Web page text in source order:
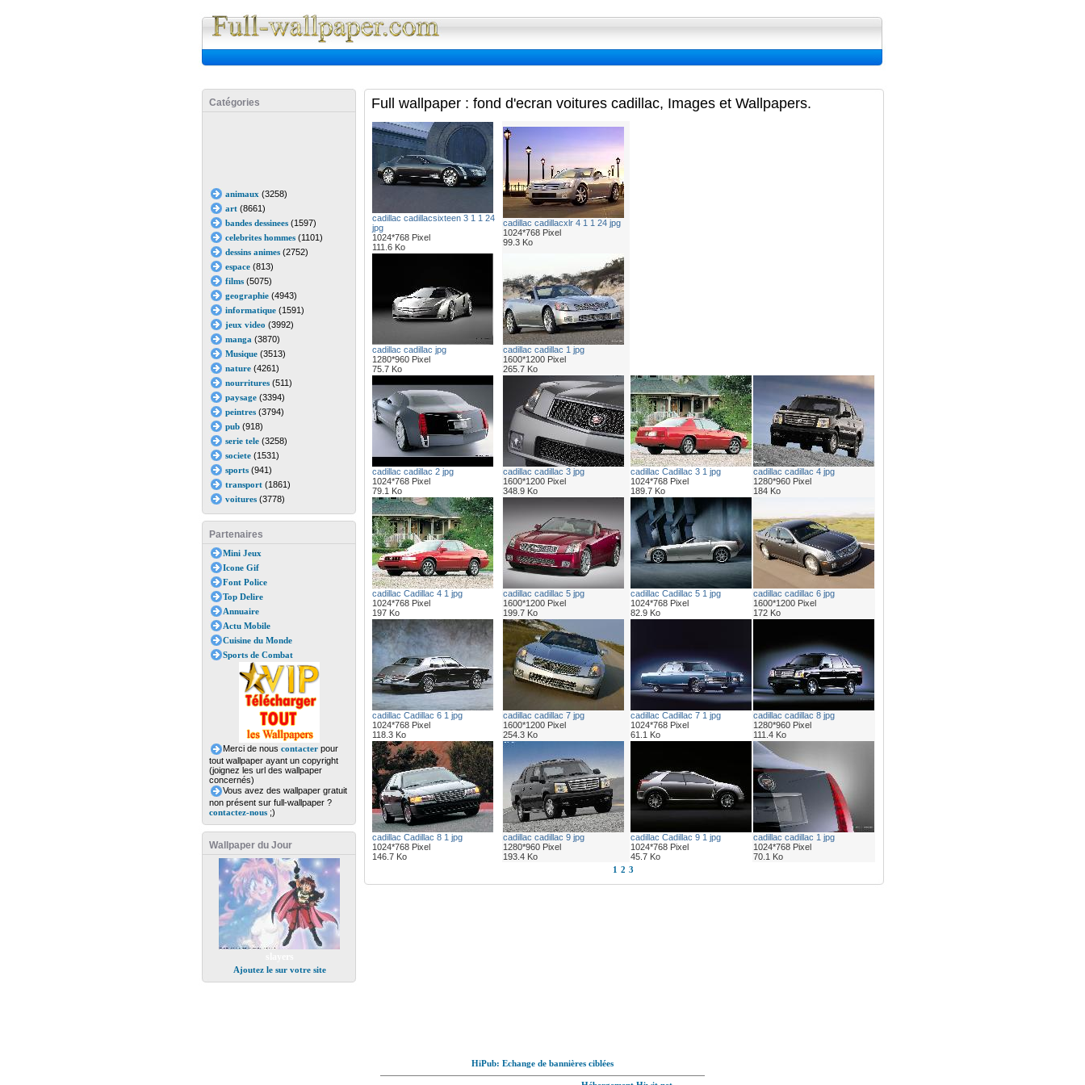
Catégories
animaux (3258)
art(8661)
bandes dessinees(1597)
celebrites hommes(1101)
dessins animes(2752)
espace(813)
films(5075)
geographie(4943)
informatique(1591)
jeux video (3992)
manga (3870)
Musique(3513)
nature(4261)
nourritures(511)
paysage(3394)
peintres(3794)
pub(918)
serie tele(3258)
societe(1531)
sports(941)
transport(1861)
voitures(3778)
Partenaires
Mini Jeux
Icone Gif
Font Police
Top Delire
Annuaire
Actu Mobile
Cuisine du Monde
Sports de Combat
Merci de nous contacterpour
tout wallpaper ayant un copyright
(joignez les url des wallpaper
concernés)
Vous avez des wallpaper gratuit
non présent sur full-wallpaper ?
contactez-nous;)
Wallpaper du Jour
Ajoutez le sur votre site
Full wallpaper : fond d'ecran voitures cadillac, Images et Wallpapers.
cadillac cadillacsixteen 3 1 1 24
jpg
1024*768 Pixel
111.6 Ko
cadillac cadillacxlr 4 1 1 24 jpg
1024*768 Pixel
99.3 Ko
cadillac cadillac jpg
1280*960 Pixel
75.7 Ko
cadillac cadillac 1 jpg
1600*1200 Pixel
265.7 Ko
cadillac cadillac 2 jpg
1024*768 Pixel
79.1 Ko
cadillac cadillac 3 jpg
1600*1200 Pixel
348.9 Ko
cadillac Cadillac 3 1 jpg
1024*768 Pixel
189.7 Ko
cadillac cadillac 4 jpg
1280*960 Pixel
184 Ko
cadillac Cadillac 4 1 jpg
1024*768 Pixel
197 Ko
cadillac cadillac 5 jpg
1600*1200 Pixel
199.7 Ko
cadillac Cadillac 5 1 jpg
1024*768 Pixel
82.9 Ko
cadillac cadillac 6 jpg
1600*1200 Pixel
172 Ko
cadillac Cadillac 6 1 jpg
1024*768 Pixel
118.3 Ko
cadillac cadillac 7 jpg
1600*1200 Pixel
254.3 Ko
cadillac Cadillac 7 1 jpg
1024*768 Pixel
61.1 Ko
cadillac cadillac 8 jpg
1280*960 Pixel
111.4 Ko
cadillac Cadillac 8 1 jpg
1024*768 Pixel
146.7 Ko
cadillac cadillac 9 jpg
1280*960 Pixel
193.4 Ko
cadillac Cadillac 9 1 jpg
1024*768 Pixel
45.7 Ko
cadillac cadillac 1 jpg
1024*768 Pixel
70.1 Ko
1 2 3
HiPub: Echange de bannières ciblées